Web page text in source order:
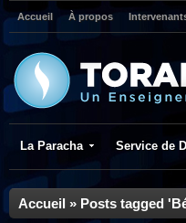
Accueil À propos
La Paracha Service de
Accueil » Posts tagged